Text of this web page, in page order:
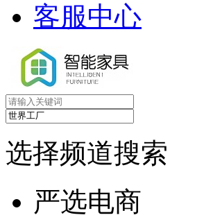
客服中心
选择频道搜索
严选电商